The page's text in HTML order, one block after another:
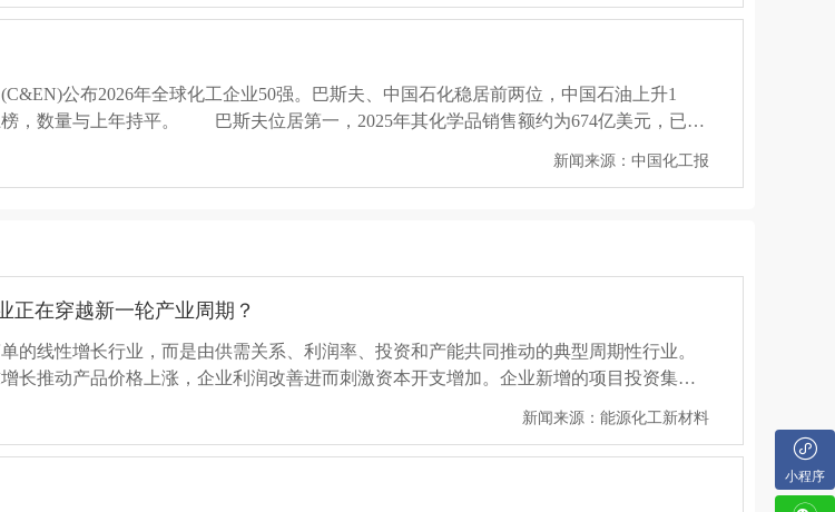
小程序
公布2026年全球化工企业50强。巴斯夫、中国石化稳居前两位，中国石油上升1
，数量与上年持平。 巴斯夫位居第一，2025年其化学品销售额约为674亿美元，已连
额约为526亿美元，落后巴斯夫148亿美元，屈居亚军。...
新闻来源：中国化工报
，多家头部企业密集启动裁员、关停和业务剥离。主要原因包括：欧洲市场困境：能源
洲成为裁员和关停的重灾区产能过剩：全球化工行业历经约三年半下行周期，供需失衡
新闻来源：化工707
奥申请破产重组，为国内化工企业敲响五大警钟
龙头企业盛禧奥（Trinseo）正式宣布与主要债权人达成重组协议，拟依据美国《破产法》
标在于削减20亿美元债务，并每年减少1.4亿美元的利息支出。这一行业巨头的财务危
正在穿越新一轮产业周期？
的线性增长行业，而是由供需关系、利润率、投资和产能共同推动的典型周期性行业。
长推动产品价格上涨，企业利润改善进而刺激资本开支增加。企业新增的项目投资集中
易导致产品供过于求，产品价格大幅下跌使企业利润严重承压。随后，企业被迫或主动
产能兼并退出，从而重新实现供给侧的再平衡。...
新闻来源：能源化工新材料